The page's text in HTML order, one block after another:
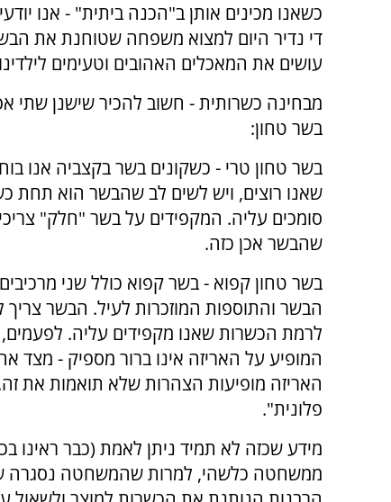
כשאנו מכינים אותן ב"הכנה ביתית" - אנו
די נדיר היום למצוא משפחה שטוחנת את
עושים את המאכלים האהובים וטעימים
מבחינה כשרותית - חשוב להכיר שישנן שתי
בשר טחון:
בשר טחון טרי - כשקונים בשר בקצביה אנו
שאנו רוצים, ויש לשים לב שהבשר הוא תחת
סומכים עליה. המקפידים על בשר "חלק"
שהבשר אכן כזה.
בשר טחון קפוא - בשר קפוא כולל שני
הבשר והתוספות המוזכרות לעיל. הבשר
לרמת הכשרות שאנו מקפידים עליה. לפעמים,
המופיע על האריזה אינו ברור מספיק -
האריזה מופיעות הצהרות שלא תואמות את
פלונית".
מידע שכזה לא תמיד ניתן לאמת (כבר
ממשחטה כלשהי, למרות שהמשחטה נסגרה